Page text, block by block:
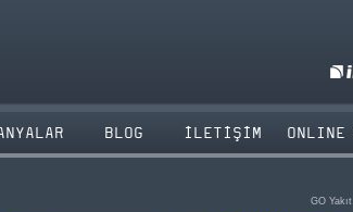
BLOG İLETİŞİM ONLINE
GO Yakıt